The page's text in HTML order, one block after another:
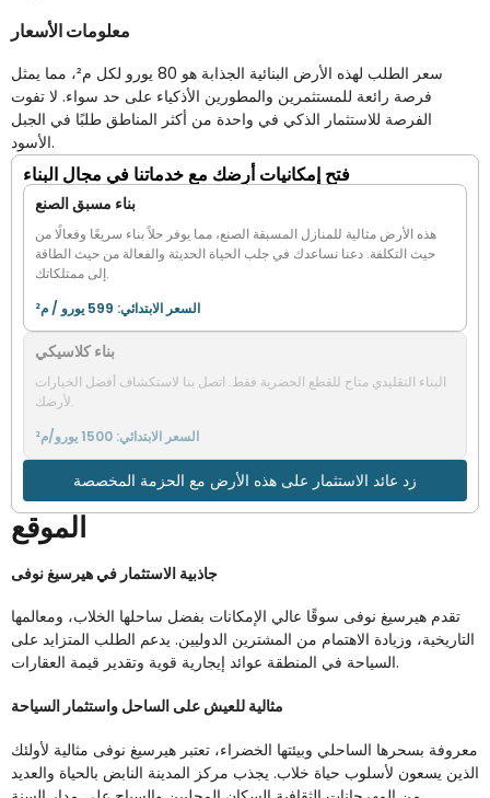
معلومات الأسعار
سعر الطلب لهذه الأرض البنائية الجذابة هو 80 يورو لكل م²، مما يمثل
فرصة رائعة للمستثمرين والمطورين الأذكياء على حد سواء. لا تفوت
الفرصة للاستثمار الذكي في واحدة من أكثر المناطق طلبًا في الجبل
الأسود.
فتح إمكانيات أرضك مع خدماتنا في مجال البناء
بناء مسبق الصنع
هذه الأرض مثالية للمنازل المسبقة الصنع، مما يوفر حلاً بناء سريعًا وفعالًا من
حيث التكلفة. دعنا نساعدك في جلب الحياة الحديثة والفعالة من حيث الطاقة
إلى ممتلكاتك.
السعر الابتدائي: 599 يورو / م²
بناء كلاسيكي
البناء التقليدي متاح للقطع الحضرية فقط. اتصل بنا لاستكشاف أفضل الخيارات
لأرضك.
السعر الابتدائي: 1500 يورو/م²
زد عائد الاستثمار على هذه الأرض مع الحزمة المخصصة
الموقع
جاذبية الاستثمار في هيرسيغ نوفى
تقدم هيرسيغ نوفى سوقًا عالي الإمكانات بفضل ساحلها الخلاب، ومعالمها
التاريخية، وزيادة الاهتمام من المشترين الدوليين. يدعم الطلب المتزايد على
السياحة في المنطقة عوائد إيجارية قوية وتقدير قيمة العقارات.
مثالية للعيش على الساحل واستثمار السياحة
معروفة بسحرها الساحلي وبيئتها الخضراء، تعتبر هيرسيغ نوفى مثالية لأولئك
الذين يسعون لأسلوب حياة خلاب. يجذب مركز المدينة النابض بالحياة والعديد